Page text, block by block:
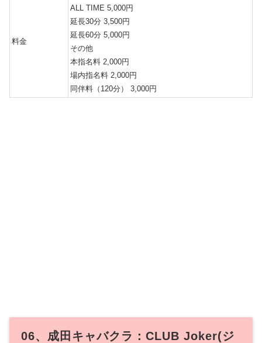
料金
ALL TIME 5,000円
延長30分 3,500円
延長60分 5,000円
その他
本指名料 2,000円
場内指名料 2,000円
同伴料（120分） 3,000円
06、成田キャバクラ：CLUB Joker(ジ